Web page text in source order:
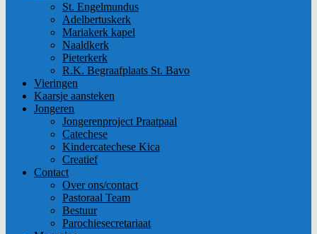
St. Engelmundus
Adelbertuskerk
Mariakerk kapel
Naaldkerk
Pieterkerk
R.K. Begraafplaats St. Bavo
Vieringen
Kaarsje aansteken
Jongeren
Jongerenproject Praatpaal
Catechese
Kindercatechese Kica
Creatief
Contact
Over ons/contact
Pastoraal Team
Bestuur
Parochiesecretariaat